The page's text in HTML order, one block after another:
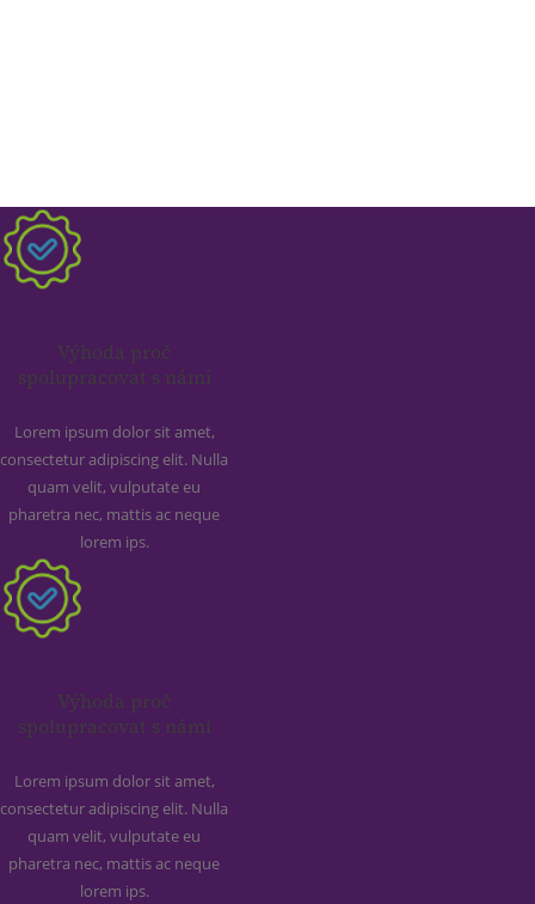
Výhoda proč
spolupracovat s námi
Lorem ipsum dolor sit amet,
consectetur adipiscing elit. Nulla
quam velit, vulputate eu
pharetra nec, mattis ac neque
lorem ips.
Výhoda proč
spolupracovat s námi
Lorem ipsum dolor sit amet,
consectetur adipiscing elit. Nulla
quam velit, vulputate eu
pharetra nec, mattis ac neque
lorem ips.